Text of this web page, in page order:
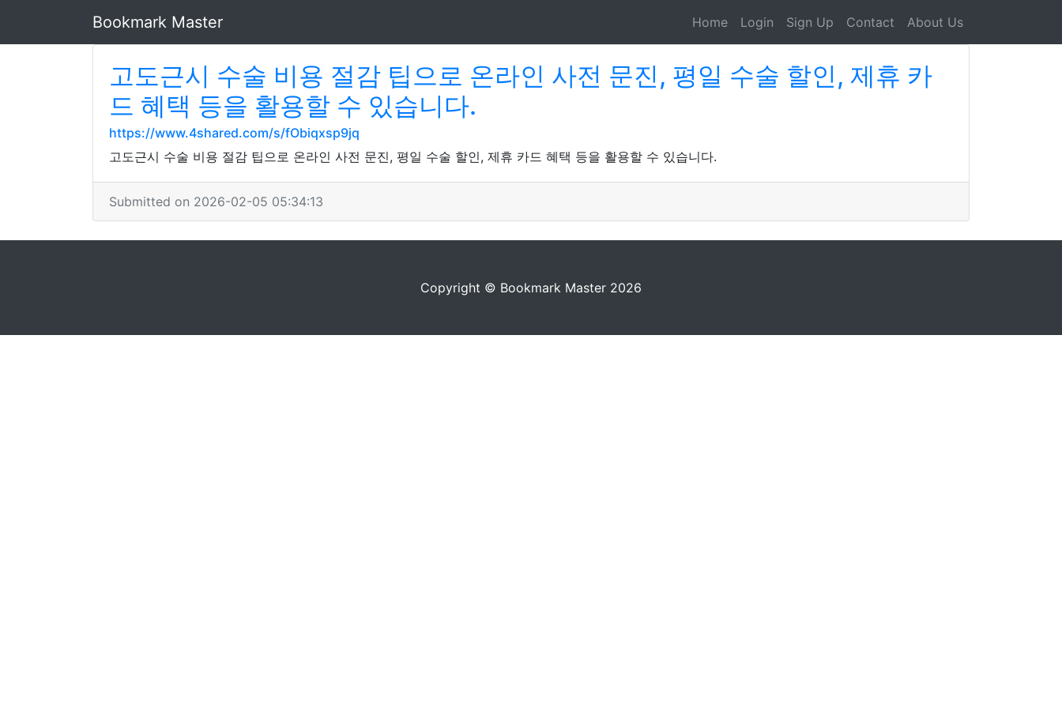
Bookmark Master Home Login Sign Up Contact About Us
고도근시 수술 비용 절감 팁으로 온라인 사전 문진, 평일 수술 할인, 제휴 카
드 혜택 등을 활용할 수 있습니다.
https://www.4shared.com/s/fObiqxsp9jq
고도근시 수술 비용 절감 팁으로 온라인 사전 문진, 평일 수술 할인, 제휴 카드 혜택 등을 활용할 수 있습니다.
Submitted on 2026-02-05 05:34:13
Copyright © Bookmark Master 2026